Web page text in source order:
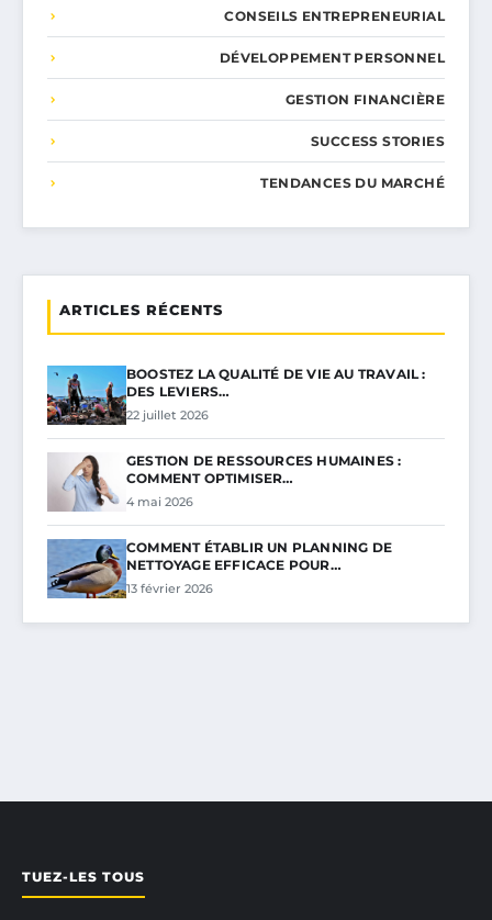
CONSEILS ENTREPRENEURIAL
DÉVELOPPEMENT PERSONNEL
GESTION FINANCIÈRE
SUCCESS STORIES
TENDANCES DU MARCHÉ
ARTICLES RÉCENTS
BOOSTEZ LA QUALITÉ DE VIE AU TRAVAIL :
DES LEVIERS…
22 juillet 2026
GESTION DE RESSOURCES HUMAINES :
COMMENT OPTIMISER…
4 mai 2026
COMMENT ÉTABLIR UN PLANNING DE
NETTOYAGE EFFICACE POUR…
13 février 2026
TUEZ-LES TOUS